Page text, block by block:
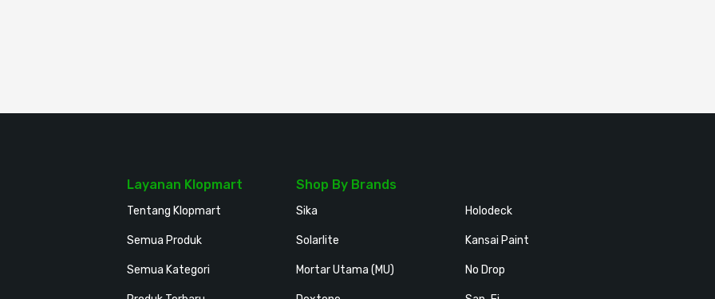
Layanan Klopmart
Tentang Klopmart
Semua Produk
Semua Kategori
Shop By Brands
Sika
Solarlite
Mortar Utama (MU)
Holodeck
Kansai Paint
No Drop